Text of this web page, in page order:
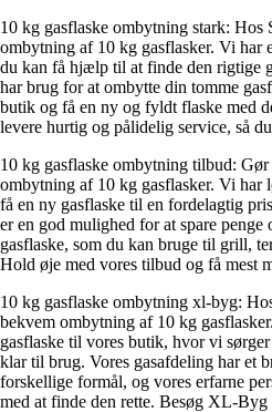
10 kg gasflaske ombytning stark: Hos
ombytning af 10 kg gasflasker. Vi har
du kan få hjælp til at finde den rigtige
har brug for at ombytte din tomme
butik og få en ny og fyldt flaske med
levere hurtig og pålidelig service, så
10 kg gasflaske ombytning tilbud:
ombytning af 10 kg gasflasker. Vi har
få en ny gasflaske til en fordelagtig
er en god mulighed for at spare
gasflaske, som du kan bruge til grill,
Hold øje med vores tilbud og få mest
10 kg gasflaske ombytning xl-byg:
bekvem ombytning af 10 kg
gasflaske til vores butik, hvor vi
klar til brug. Vores gasafdeling har et
forskellige formål, og vores erfarne
med at finde den rette. Besøg XL-